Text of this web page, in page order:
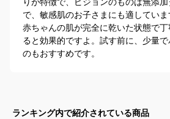
で、敏感肌のお子さまにも適していま
赤ちゃんの肌が完全に乾いた状態で
ると効果的ですよ。試す前に、少量
のもおすすめです。
ランキング内で紹介されている商品